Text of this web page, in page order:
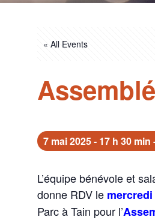
« All Events
7 mai 2025 - 17 h 30 min
L’équipe bénévole et
donne RDV le mercredi
Parc à Tain pour l’